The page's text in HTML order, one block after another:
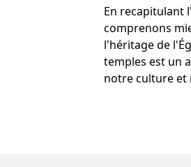
En recapitulant
comprenons
l'héritage de
temples est un
notre culture et